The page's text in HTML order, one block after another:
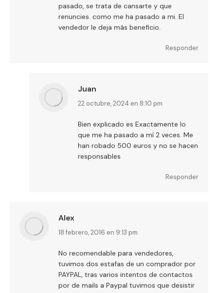
pasado, se trata de cansarte y que
renuncies. como me ha pasado a mi. El
vendedor le deja más beneficio.
Responder
Juan
dice:
22 octubre, 2024 en 8:10 pm
Bien explicado es Exactamente lo
que me ha pasado a mí 2 veces. Me
han robado 500 euros y no se hacen
responsables
Responder
Alex
dice:
18 febrero, 2016 en 9:13 pm
No recomendable para vendedores,
tuvimos dos estafas de un comprador por
PAYPAL, tras varios intentos de contactos
por de mails a Paypal tuvimos que desistir